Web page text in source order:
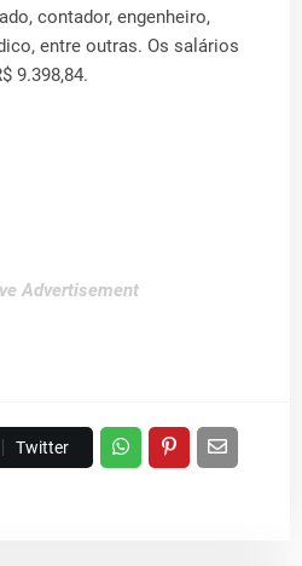
contador, engenheiro,
entre outras. Os salários
9.398,84.
Advertisement
Twitter